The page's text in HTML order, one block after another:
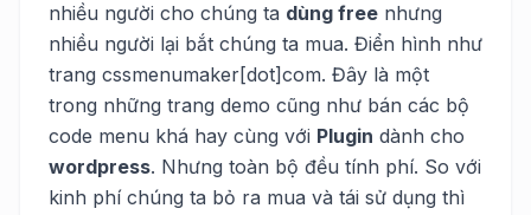
nhiều người cho chúng ta dùng free nhưng
nhiều người lại bắt chúng ta mua. Điển hình như
trang cssmenumaker[dot]com. Đây là một
trong những trang demo cũng như bán các bộ
code menu khá hay cùng với Plugin dành cho
wordpress. Nhưng toàn bộ đều tính phí. So với
kinh phí chúng ta bỏ ra mua và tái sử dụng thì